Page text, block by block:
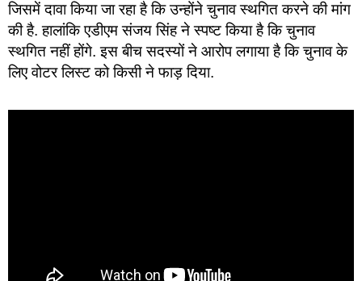
जिसमें दावा किया जा रहा है कि उन्होंने चुनाव स्थगित करने की मांग
की है. हालांकि एडीएम संजय सिंह ने स्पष्ट किया है कि चुनाव
स्थगित नहीं होंगे. इस बीच सदस्यों ने आरोप लगाया है कि चुनाव के
लिए वोटर लिस्ट को किसी ने फाड़ दिया.